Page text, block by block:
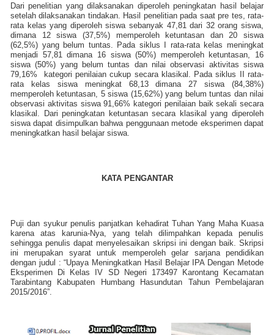
Dari penelitian yang dilaksanakan diperoleh peningkatan hasil belajar
setelah dilaksanakan tindakan. Hasil penelitian pada saat pre tes, rata-
rata kelas yang diperoleh siswa sebanyak 47,81 dari 32 orang siswa,
dimana 12 siswa (37,5%) memperoleh ketuntasan dan 20 siswa
(62,5%) yang belum tuntas. Pada siklus I rata-rata kelas meningkat
menjadi 57,81 dimana 16 siswa (50%) memperoleh ketuntasan, 16
siswa (50%) yang belum tuntas dan nilai observasi aktivitas siswa
79,16%
kategori penilaian cukup secara klasikal. Pada siklus II rata-
rata kelas siswa meningkat 68,13 dimana 27 siswa (84,38%)
memperoleh ketuntasan, 5 siswa (15,62%) yang belum tuntas dan nilai
observasi aktivitas siswa 91,66% kategori penilaian baik sekali secara
klasikal. Dari peningkatan ketuntasan secara klasikal yang diperoleh
siswa dapat disimpulkan bahwa penggunaan metode eksperimen dapat
meningkatkan hasil belajar siswa.
KATA PENGANTAR
Puji dan syukur penulis panjatkan kehadirat Tuhan Yang Maha Kuasa
karena atas karunia-Nya, yang telah dilimpahkan kepada penulis
sehingga penulis dapat menyelesaikan skripsi ini dengan baik. Skripsi
ini merupakan syarat untuk memperoleh gelar sarjana pendidikan
dengan judul : “Upaya Meningkatkan Hasil Belajar IPA Dengan Metode
Eksperimen Di Kelas IV SD Negeri 173497 Karontang Kecamatan
Tarabintang Kabupaten Humbang Hasundutan Tahun Pembelajaran
2015/2016”.